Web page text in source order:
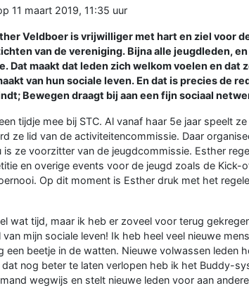
11 maart 2019, 11:35 uur
Veldboer is vrijwilliger met hart en ziel voor
van de vereniging. Bijna alle jeugdleden,
Dat maakt dat leden zich welkom voelen en dat
van hun sociale leven. En dat is precies de
Bewegen draagt bij aan een fijn sociaal
tijdje mee bij STC. Al vanaf haar 5e jaar speelt
ze lid van de activiteitencommissie. Daar
is ze voorzitter van de jeugdcommissie. Esther
en overige events voor de jeugd zoals de Kick-
Op dit moment is Esther druk met het
wat tijd, maar ik heb er zoveel voor terug
mijn sociale leven! Ik heb heel veel nieuwe
een beetje in de watten. Nieuwe volwassen leden
dat nog beter te laten verlopen heb ik het Buddy-
wegwijs en stelt nieuwe leden voor aan andere